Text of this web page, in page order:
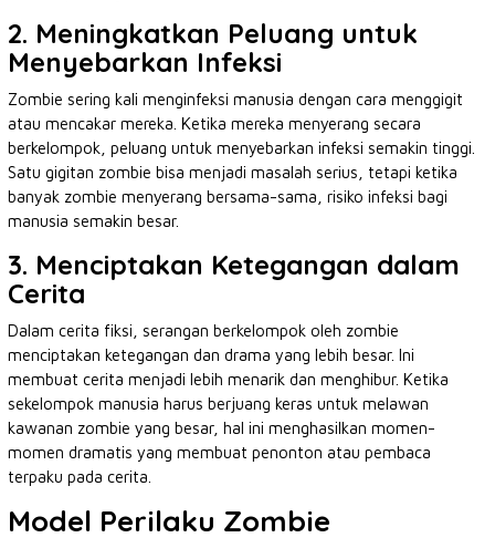
2. Meningkatkan Peluang untuk
Menyebarkan Infeksi
Zombie sering kali menginfeksi manusia dengan cara menggigit
atau mencakar mereka. Ketika mereka menyerang secara
berkelompok, peluang untuk menyebarkan infeksi semakin tinggi.
Satu gigitan zombie bisa menjadi masalah serius, tetapi ketika
banyak zombie menyerang bersama-sama, risiko infeksi bagi
manusia semakin besar.
3. Menciptakan Ketegangan dalam
Cerita
Dalam cerita fiksi, serangan berkelompok oleh zombie
menciptakan ketegangan dan drama yang lebih besar. Ini
membuat cerita menjadi lebih menarik dan menghibur. Ketika
sekelompok manusia harus berjuang keras untuk melawan
kawanan zombie yang besar, hal ini menghasilkan momen-
momen dramatis yang membuat penonton atau pembaca
terpaku pada cerita.
Model Perilaku Zombie